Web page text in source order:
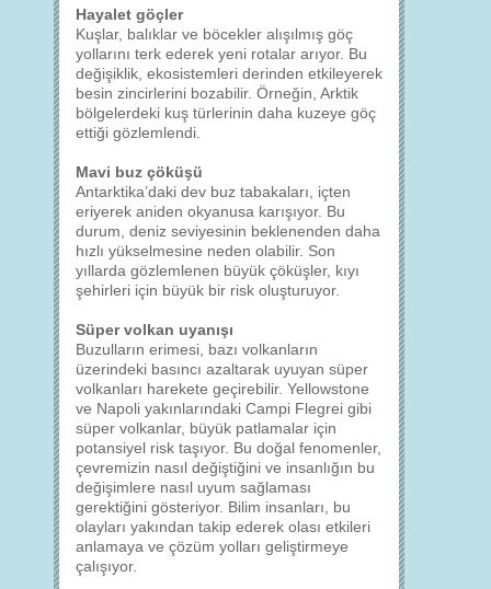
Hayalet göçler
Kuşlar, balıklar ve böcekler alışılmış göç
yollarını terk ederek yeni rotalar arıyor. Bu
değişiklik, ekosistemleri derinden etkileyerek
besin zincirlerini bozabilir. Örneğin, Arktik
bölgelerdeki kuş türlerinin daha kuzeye göç
ettiği gözlemlendi.
Mavi buz çöküşü
Antarktika’daki dev buz tabakaları, içten
eriyerek aniden okyanusa karışıyor. Bu
durum, deniz seviyesinin beklenenden daha
hızlı yükselmesine neden olabilir. Son
yıllarda gözlemlenen büyük çöküşler, kıyı
şehirleri için büyük bir risk oluşturuyor.
Süper volkan uyanışı
Buzulların erimesi, bazı volkanların
üzerindeki basıncı azaltarak uyuyan süper
volkanları harekete geçirebilir. Yellowstone
ve Napoli yakınlarındaki Campi Flegrei gibi
süper volkanlar, büyük patlamalar için
potansiyel risk taşıyor. Bu doğal fenomenler,
çevremizin nasıl değiştiğini ve insanlığın bu
değişimlere nasıl uyum sağlaması
gerektiğini gösteriyor. Bilim insanları, bu
olayları yakından takip ederek olası etkileri
anlamaya ve çözüm yolları geliştirmeye
çalışıyor.